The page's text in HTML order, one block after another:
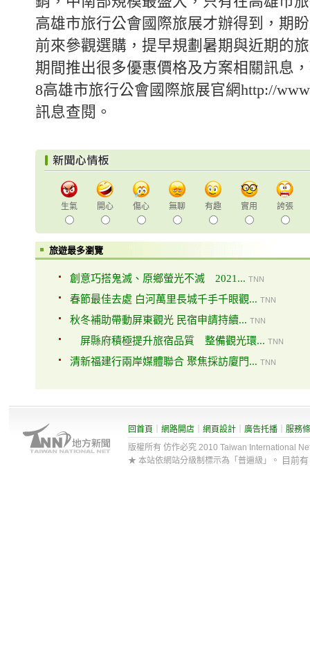
高雄市旅行公會國際旅展才辦得到，期
前來參觀選購，提早規劃暑期與近期的
期間推出很多優惠價格及方案相關訊息
8高雄市旅行公會國際旅展官網http://
訊息查閱。
生氣 開心 傷心 無聊 有趣 實用 誇張
旅遊最多瀏覽
創意巧搭鬼滅、原鄉螢光不滅 2021... TNN
春節最佳去處 白河萬里長城千手千眼觀... TNN
秋冬補助帶動屏東觀光 民宿申請持續... TNN
屏縣府積極提升旅宿品質 整備觀光環... TNN
清新福建行兩岸媒體聯合 聚焦採訪廈門... TNN
回首頁 網路開店 網頁設計 廣告托播
服務
版權所有 仿作必究 2010 Taiwan International
★ 本站依網站分級制標示為「普遍級」。
目前